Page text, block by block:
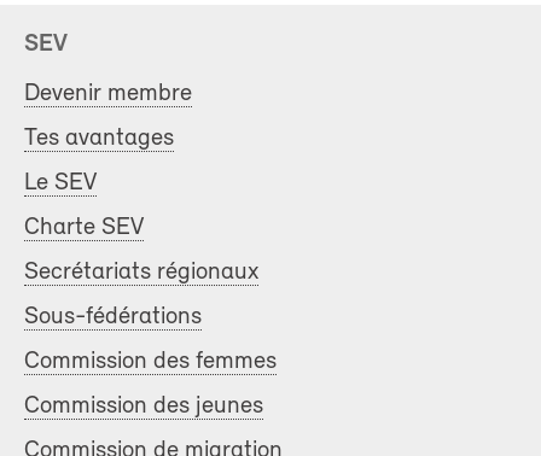
SEV
Devenir membre
Tes avantages
Le SEV
Charte SEV
Secrétariats régionaux
Sous-fédérations
Commission des femmes
Commission des jeunes
Commission de migration